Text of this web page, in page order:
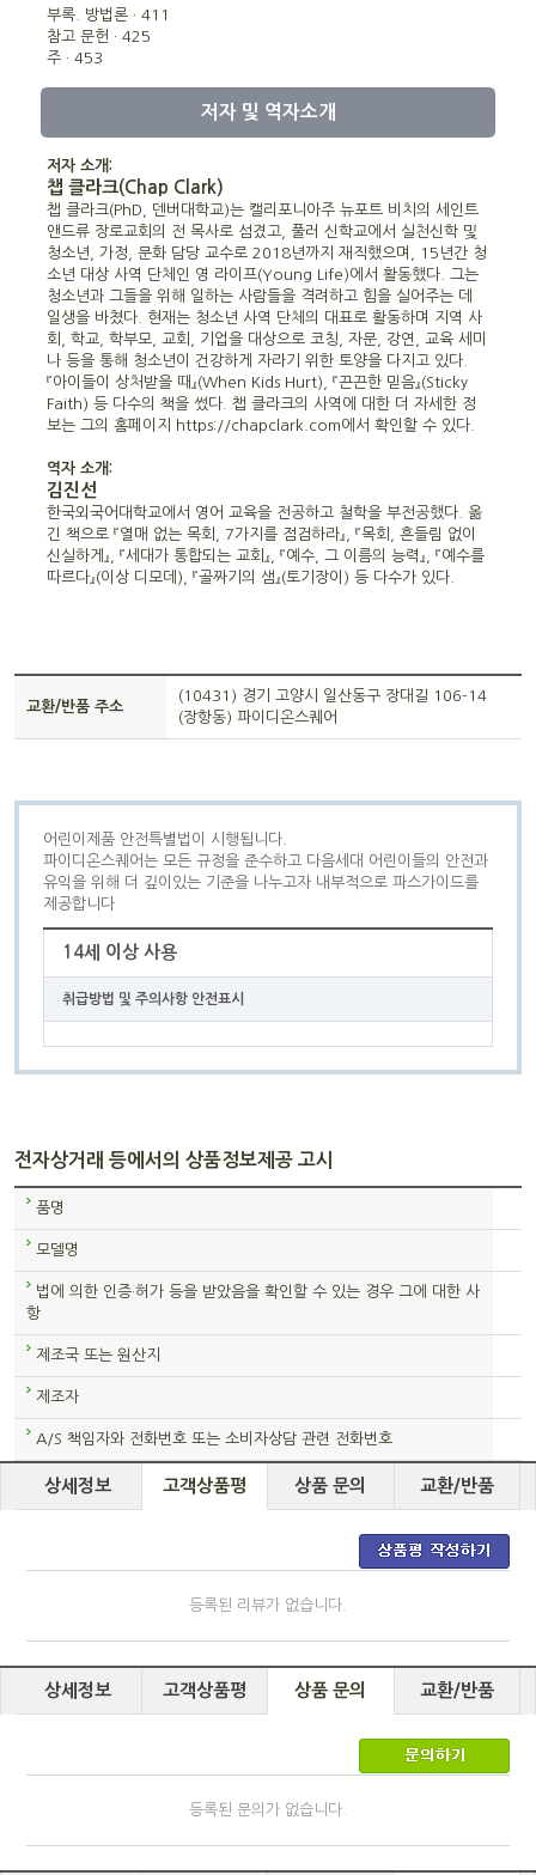
부록. 방법론 · 411
참고 문헌 · 425
주 · 453
저자 및 역자소개
저자 소개:
챕 클라크(Chap Clark)
챕 클라크(PhD, 덴버대학교)는 캘리포니아주 뉴포트 비치의 세인트
앤드류 장로교회의 전 목사로 섬겼고, 풀러 신학교에서 실천신학 및
청소년, 가정, 문화 담당 교수로 2018년까지 재직했으며, 15년간 청
소년 대상 사역 단체인 영 라이프(Young Life)에서 활동했다. 그는
청소년과 그들을 위해 일하는 사람들을 격려하고 힘을 실어주는 데
일생을 바쳤다. 현재는 청소년 사역 단체의 대표로 활동하며 지역 사
회, 학교, 학부모, 교회, 기업을 대상으로 코칭, 자문, 강연, 교육 세미
나 등을 통해 청소년이 건강하게 자라기 위한 토양을 다지고 있다.
『아이들이 상처받을 때』(When Kids Hurt), 『끈끈한 믿음』(Sticky
Faith) 등 다수의 책을 썼다. 챕 클라크의 사역에 대한 더 자세한 정
보는 그의 홈페이지 https://chapclark.com에서 확인할 수 있다.
역자 소개:
김진선
한국외국어대학교에서 영어 교육을 전공하고 철학을 부전공했다. 옮
긴 책으로 『열매 없는 목회, 7가지를 점검하라』, 『목회, 흔들림 없이
신실하게』, 『세대가 통합되는 교회』, 『예수, 그 이름의 능력』, 『예수를
따르다』(이상 디모데), 『골짜기의 샘』(토기장이) 등 다수가 있다.
교환/반품 주소
(10431) 경기 고양시 일산동구 장대길 106-14
(장항동) 파이디온스퀘어
어린이제품 안전특별법이 시행됩니다.
파이디온스퀘어는 모든 규정을 준수하고 다음세대 어린이들의 안전과
유익을 위해 더 깊이있는 기준을 나누고자 내부적으로 파스가이드를
제공합니다
14세 이상 사용
취급방법 및 주의사항 안전표시
전자상거래 등에서의 상품정보제공 고시
품명
모델명
법에 의한 인증·허가 등을 받았음을 확인할 수 있는 경우 그에 대한 사
항
제조국 또는 원산지
제조자
A/S 책임자와 전화번호 또는 소비자상담 관련 전화번호
상세정보 고객상품평 상품 문의 교환/반품
등록된 리뷰가 없습니다.
상세정보 고객상품평 상품 문의 교환/반품
등록된 문의가 없습니다.